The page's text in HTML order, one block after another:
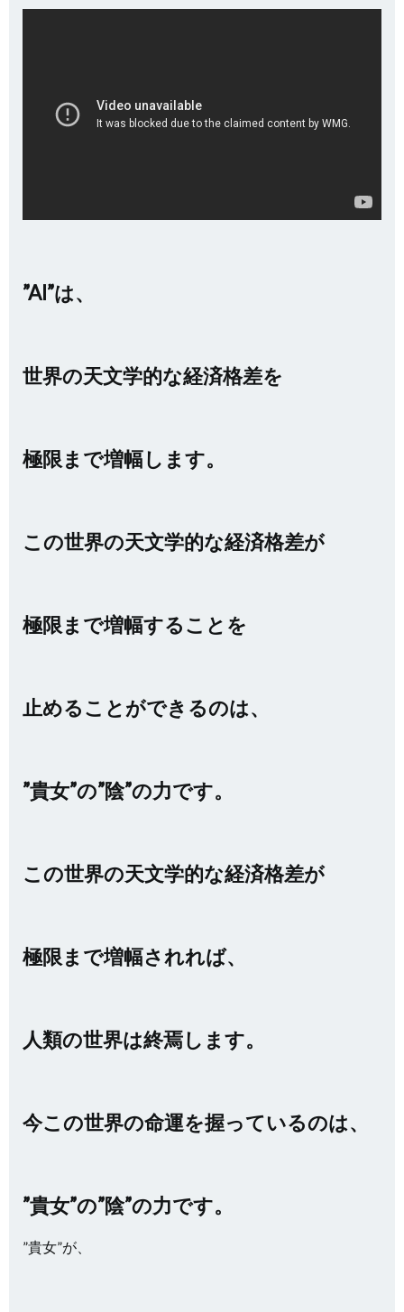
”AI”は、
世界の天文学的な経済格差を
極限まで増幅します。
この世界の天文学的な経済格差が
極限まで増幅することを
止めることができるのは、
”貴女”の”陰”の力です。
この世界の天文学的な経済格差が
極限まで増幅されれば、
人類の世界は終焉します。
今この世界の命運を握っているのは、
”貴女”の”陰”の力です。
”貴女”が、